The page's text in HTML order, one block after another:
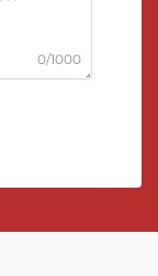
0/1000